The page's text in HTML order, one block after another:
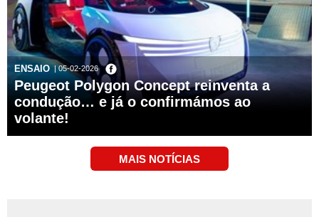
ENSAIO | 05-02-2026
Peugeot Polygon Concept reinventa a
condução… e já o confirmámos ao
volante!